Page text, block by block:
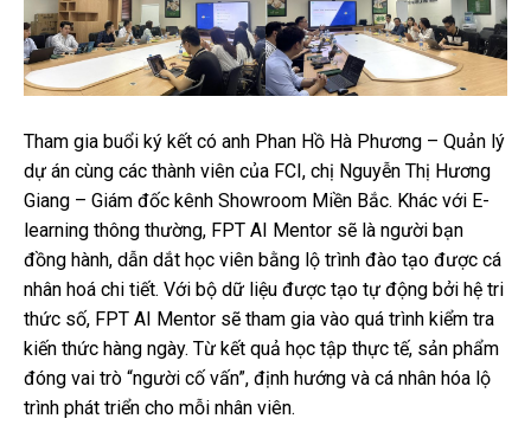
Tham gia buổi ký kết có anh Phan Hồ Hà Phương – Quản lý
dự án cùng các thành viên của FCI, chị Nguyễn Thị Hương
Giang – Giám đốc kênh Showroom Miền Bắc. Khác với E-
learning thông thường, FPT AI Mentor sẽ là người bạn
đồng hành, dẫn dắt học viên bằng lộ trình đào tạo được cá
nhân hoá chi tiết. Với bộ dữ liệu được tạo tự động bởi hệ tri
thức số, FPT AI Mentor sẽ tham gia vào quá trình kiểm tra
kiến thức hàng ngày. Từ kết quả học tập thực tế, sản phẩm
đóng vai trò “người cố vấn”, định hướng và cá nhân hóa lộ
trình phát triển cho mỗi nhân viên.